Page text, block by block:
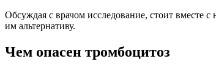
Обсуждая с врачом исследование, стоит вместе
им альтернативу.
Чем опасен тромбоцитоз